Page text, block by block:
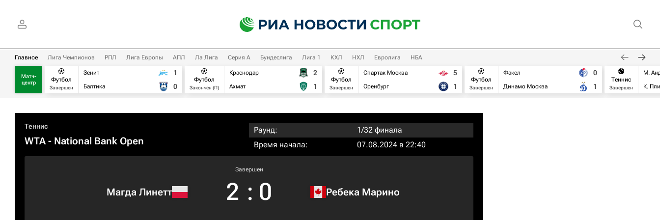
Главное Лига Чемпионов РПЛ Лига Европы АПЛ Ла Лига Серия А Бундеслига Лига 1 КХЛ НХЛ Евролига НБА
Матч-
центр
Футбол
Завершен
Зенит
Балтика
1
0
Футбол
Закончен (П)
Краснодар
Ахмат
2
1
Футбол
Завершен
Спартак Москва
Оренбург
5
1
Футбол
Завершен
Факел
Динамо Москва
0
1
Теннис
Завершен
М.
К.
Теннис
WTA- National Bank Open
Раунд:
1/32 финала
Время начала:
07.08.2024 в 22:40
Магда Линетт
Завершен
2 : 0 Ребека Марино